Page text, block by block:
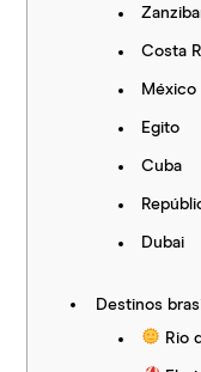
Costa
México
Egito
Cuba
Dubai
Destinos
Rio